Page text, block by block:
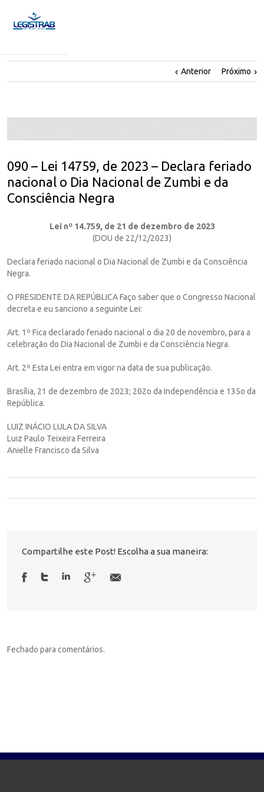
Anterior Próximo
090 – Lei 14759, de 2023 – Declara feriado
nacional o Dia Nacional de Zumbi e da
Consciência Negra
Lei nº 14.759, de 21 de dezembro de 2023
(DOU de 22/12/2023)
Declara feriado nacional o Dia Nacional de Zumbi e da Consciência
Negra.
O PRESIDENTE DA REPÚBLICA Faço saber que o Congresso Nacional
decreta e eu sanciono a seguinte Lei:
Art. 1º Fica declarado feriado nacional o dia 20 de novembro, para a
celebração do Dia Nacional de Zumbi e da Consciência Negra.
Art. 2º Esta Lei entra em vigor na data de sua publicação.
Brasília, 21 de dezembro de 2023; 202o da Independência e 135o da
República.
LUIZ INÁCIO LULA DA SILVA
Luiz Paulo Teixeira Ferreira
Anielle Francisco da Silva
Compartilhe este Post! Escolha a sua maneira:
Fechado para comentários.